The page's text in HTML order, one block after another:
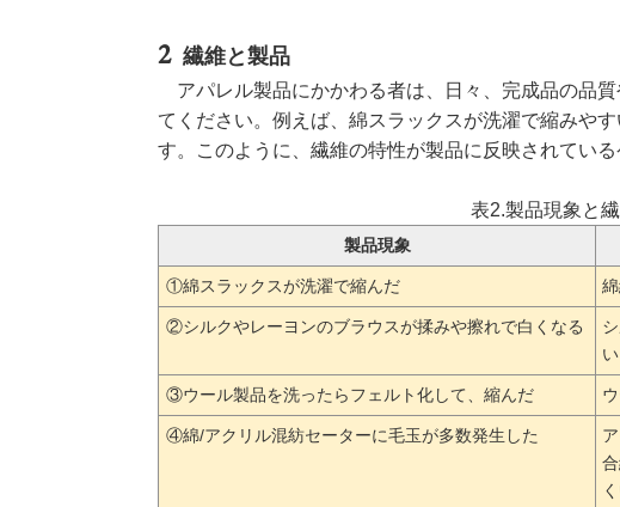
繊維と製品
アパレル製品にかかわる者は、日々、完成品の品
てください。例えば、綿スラックスが洗濯で縮みや
す。このように、繊維の特性が製品に反映されている
表2.製品現象と
製品現象
①綿スラックスが洗濯で縮んだ
②シルクやレーヨンのブラウスが揉みや擦れで白くなる
い
③ウール製品を洗ったらフェルト化して、縮んだ
④綿/アクリル混紡セーターに毛玉が多数発生した